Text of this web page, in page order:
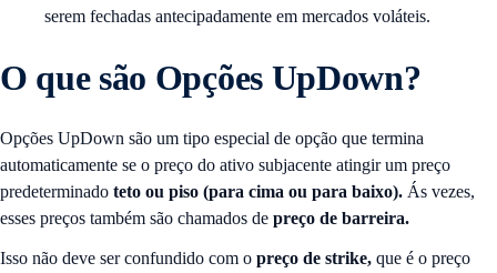
serem fechadas antecipadamente em mercados voláteis.
O que são Opções UpDown?
Opções UpDown são um tipo especial de opção que termina
automaticamente se o preço do ativo subjacente atingir um preço
predeterminado teto ou piso (para cima ou para baixo). Ás vezes,
esses preços também são chamados de preço de barreira.
Isso não deve ser confundido com o preço de strike, que é o preço